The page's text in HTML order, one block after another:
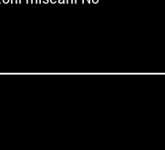
colaborarii cu
produca o mare
din